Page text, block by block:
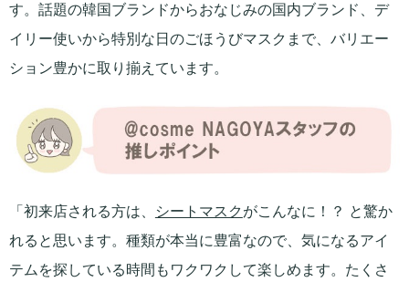
す。話題の韓国ブランドからおなじみの国内ブランド、デ
イリー使いから特別な日のごほうびマスクまで、バリエー
ション豊かに取り揃えています。
「初来店される方は、 シートマスク がこんなに！？ と驚か
れると思います。種類が本当に豊富なので、気になるアイ
テムを探している時間もワクワクして楽しめます。たくさ